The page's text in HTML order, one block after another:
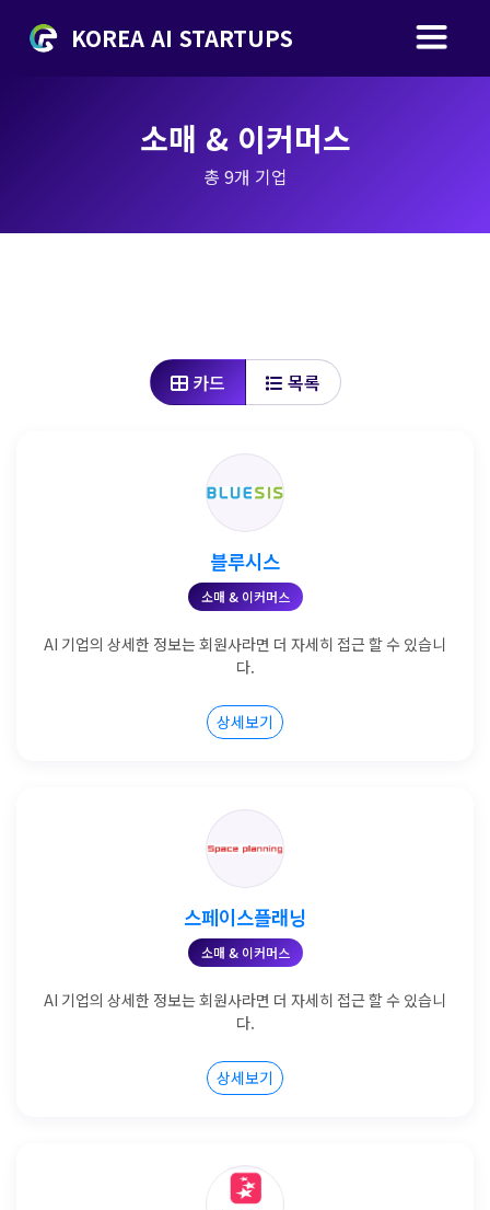
KOREA AI STARTUPS
소매 & 이커머스
총 9개 기업
카드 목록
블루시스
소매 & 이커머스
AI 기업의 상세한 정보는 회원사라면 더 자세히 접근 할 수 있습니
다.
상세보기
스페이스플래닝
소매 & 이커머스
AI 기업의 상세한 정보는 회원사라면 더 자세히 접근 할 수 있습니
다.
상세보기